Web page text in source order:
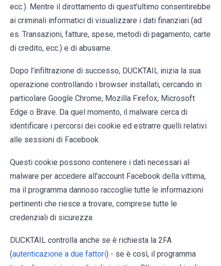
ecc.). Mentre il dirottamento di quest'ultimo consentirebbe
ai criminali informatici di visualizzare i dati finanziari (ad
es. Transazioni, fatture, spese, metodi di pagamento, carte
di credito, ecc.) e di abusarne.
Dopo l'infiltrazione di successo, DUCKTAIL inizia la sua
operazione controllando i browser installati, cercando in
particolare Google Chrome, Mozilla Firefox, Microsoft
Edge o Brave. Da quel momento, il malware cerca di
identificare i percorsi dei cookie ed estrarre quelli relativi
alle sessioni di Facebook.
Questi cookie possono contenere i dati necessari al
malware per accedere all'account Facebook della vittima,
ma il programma dannoso raccoglie tutte le informazioni
pertinenti che riesce a trovare, comprese tutte le
credenziali di sicurezza.
DUCKTAIL controlla anche se è richiesta la 2FA
(autenticazione a due fattori) - se è così, il programma